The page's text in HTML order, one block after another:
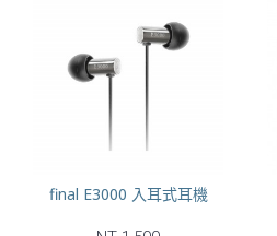
final E3000 入耳式耳機